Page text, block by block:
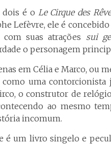
dois é o Le Cirque des
Lefèvre, ele é
suas atrações sui
o personagem
em Célia e Marco, ou
uma contorcionista
o construtor de
ao mesmo
incomum.
é um livro singelo e